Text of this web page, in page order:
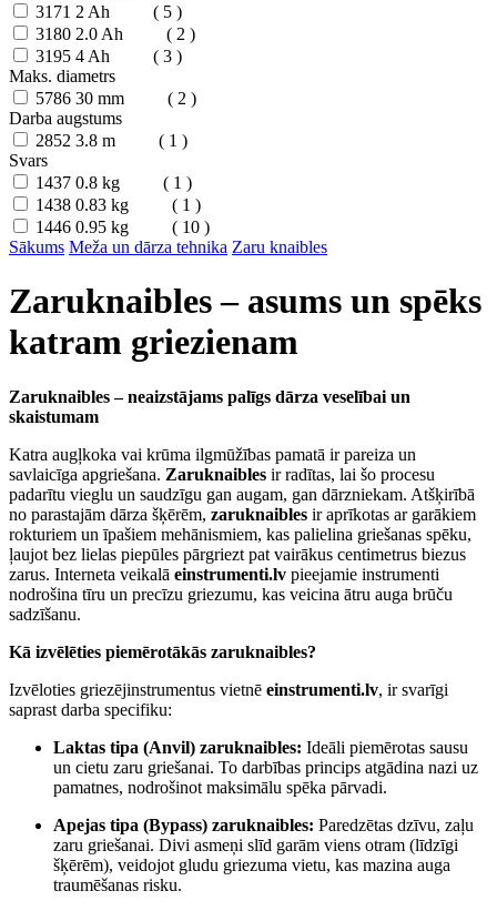
3171 2 Ah
( 5 )
3180 2.0 Ah
( 2 )
3195 4 Ah
( 3 )
Maks. diametrs
5786 30 mm
( 2 )
Darba augstums
2852 3.8 m
( 1 )
Svars
1437 0.8 kg
( 1 )
1438 0.83 kg
( 1 )
1446 0.95 kg
( 10 )
Sākums Meža un dārza tehnika Zaru knaibles
Zaruknaibles – asums un spēks
katram griezienam
Zaruknaibles – neaizstājams palīgs dārza veselībai un
skaistumam
Katra augļkoka vai krūma ilgmūžības pamatā ir pareiza un
savlaicīga apgriešana. Zaruknaibles ir radītas, lai šo procesu
padarītu vieglu un saudzīgu gan augam, gan dārzniekam. Atšķirībā
no parastajām dārza šķērēm, zaruknaibles ir aprīkotas ar garākiem
rokturiem un īpašiem mehānismiem, kas palielina griešanas spēku,
ļaujot bez lielas piepūles pārgriezt pat vairākus centimetrus biezus
zarus. Interneta veikalā einstrumenti.lv pieejamie instrumenti
nodrošina tīru un precīzu griezumu, kas veicina ātru auga brūču
sadzīšanu.
Kā izvēlēties piemērotākās zaruknaibles?
Izvēloties griezējinstrumentus vietnē einstrumenti.lv, ir svarīgi
saprast darba specifiku:
Laktas tipa (Anvil) zaruknaibles: Ideāli piemērotas sausu
un cietu zaru griešanai. To darbības princips atgādina nazi uz
pamatnes, nodrošinot maksimālu spēka pārvadi.
Apejas tipa (Bypass) zaruknaibles: Paredzētas dzīvu, zaļu
zaru griešanai. Divi asmeņi slīd garām viens otram (līdzīgi
šķērēm), veidojot gludu griezuma vietu, kas mazina auga
traumēšanas risku.